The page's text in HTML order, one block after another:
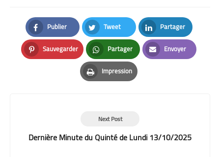
Publier
Facebook
Tweet
Twitter
Partager
LinkedIn
Sauvegarder
Pinterest
Partager
Whatsapp
Envoyer
Email
Impression
Print
Next Post
Dernière Minute du Quinté de Lundi 13/10/2025